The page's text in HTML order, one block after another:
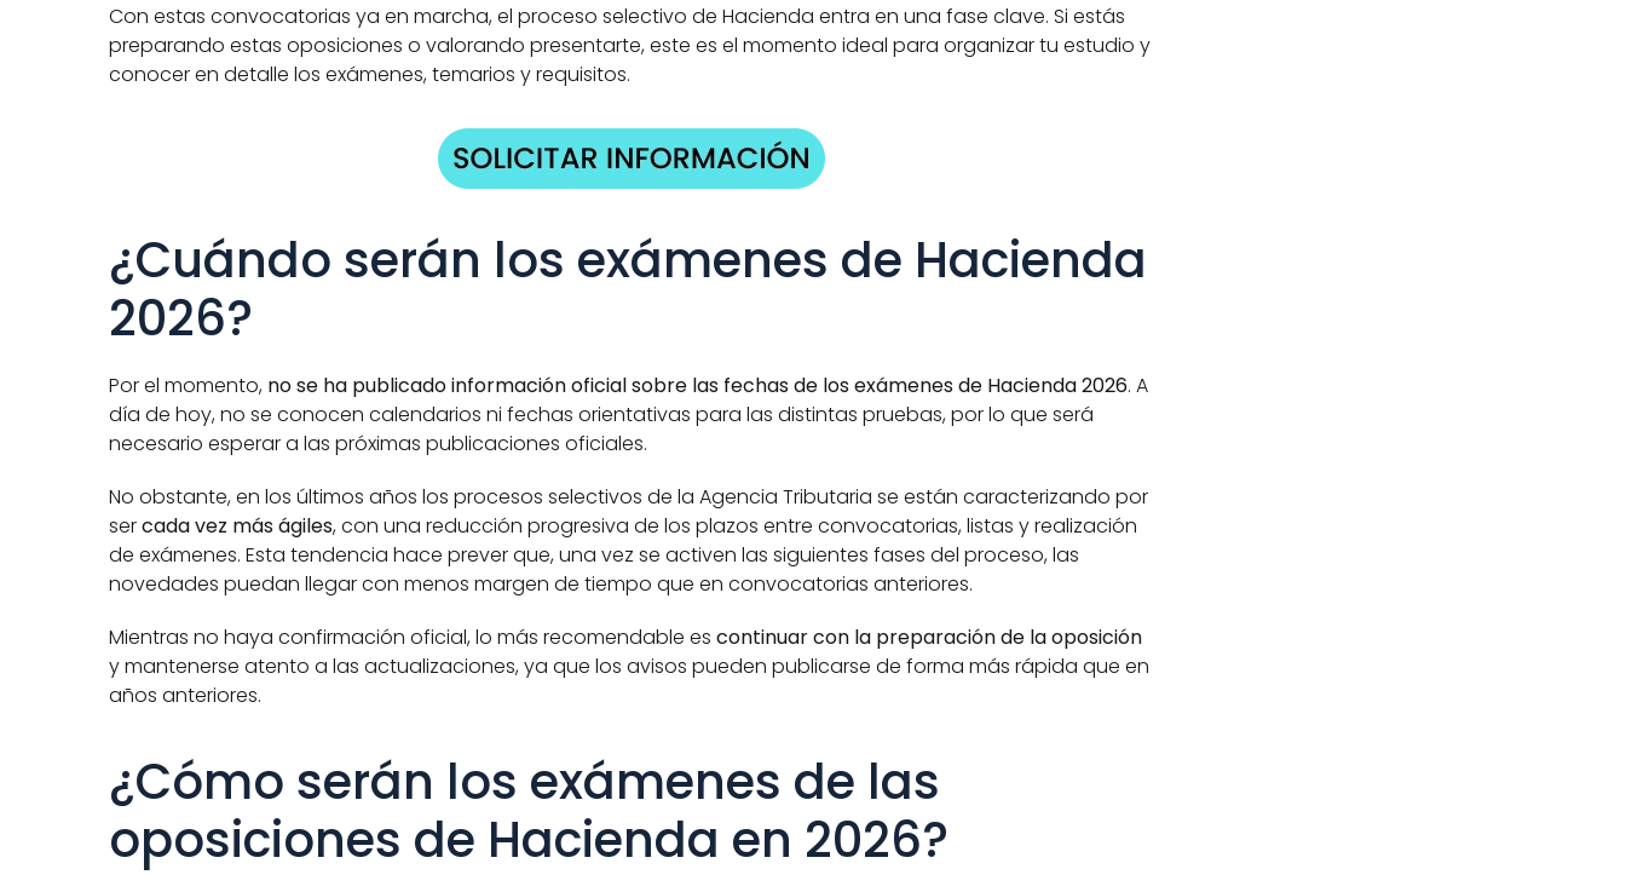
Con estas convocatorias ya en marcha, el proceso selectivo de Hacienda entra en una fase clave. Si estás
preparando estas oposiciones o valorando presentarte, este es el momento ideal para organizar tu estudio y
conocer en detalle los exámenes, temarios y requisitos.
¿Cuándo serán los exámenes de Hacienda
2026?
Por el momento, no se ha publicado información oficial sobre las fechas de los exámenes de Hacienda 2026. A
día de hoy, no se conocen calendarios ni fechas orientativas para las distintas pruebas, por lo que será
necesario esperar a las próximas publicaciones oficiales.
No obstante, en los últimos años los procesos selectivos de la Agencia Tributaria se están caracterizando por
ser cada vez más ágiles, con una reducción progresiva de los plazos entre convocatorias, listas y realización
de exámenes. Esta tendencia hace prever que, una vez se activen las siguientes fases del proceso, las
novedades puedan llegar con menos margen de tiempo que en convocatorias anteriores.
Mientras no haya confirmación oficial, lo más recomendable es continuar con la preparación de la oposición
y mantenerse atento a las actualizaciones, ya que los avisos pueden publicarse de forma más rápida que en
años anteriores.
¿Cómo serán los exámenes de las
oposiciones de Hacienda en 2026?